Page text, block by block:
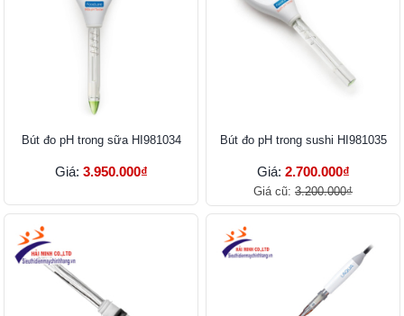
Bút đo pH trong sữa HI981034
Giá: 3.950.000₫
Bút đo pH trong sushi HI981035
Giá: 2.700.000₫
Giá cũ: 3.200.000₫